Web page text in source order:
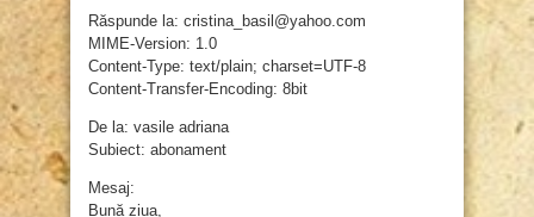
Răspunde la: cristina_basil@yahoo.com
MIME-Version: 1.0
Content-Type: text/plain; charset=UTF-8
Content-Transfer-Encoding: 8bit
De la: vasile adriana
Subiect: abonament
Mesaj:
Bună ziua,